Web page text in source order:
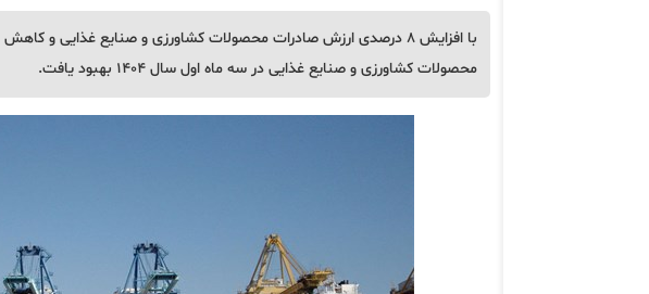
محصولات کشاورزی و صنایع غذایی در سه ماه اول سال ۱۴۰۴ بهبود یافت.